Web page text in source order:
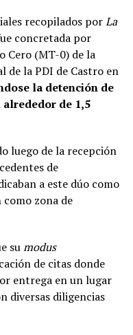
recopilados porLa
concretada por
Cero (MT-0) de la
de la PDI de Castro en
la detención de
de 1,5
luego de la recepción
de
a este dúo como
zona de
sumodus
de citas donde
entrega en un lugar
diversas diligencias